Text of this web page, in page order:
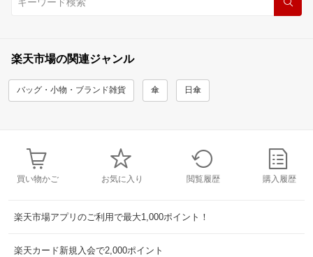
楽天市場の関連ジャンル
バッグ・小物・ブランド雑貨 傘 日傘
買い物かご お気に入り 閲覧履歴 購入履歴
楽天市場アプリのご利用で最大1,000ポイント！
楽天カード新規入会で2,000ポイント